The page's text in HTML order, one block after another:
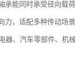
承能同时承受径向载
，适配多种传动场景
器、汽车零部件、机